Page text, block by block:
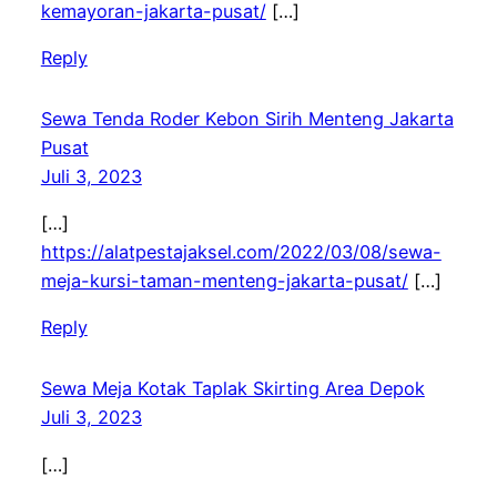
kemayoran-jakarta-pusat/[…]
Reply
Sewa Tenda Roder Kebon Sirih Menteng Jakarta
Pusat
Juli 3, 2023
[…]
https://alatpestajaksel.com/2022/03/08/sewa-
meja-kursi-taman-menteng-jakarta-pusat/[…]
Reply
Sewa Meja Kotak Taplak Skirting Area Depok
Juli 3, 2023
[…]